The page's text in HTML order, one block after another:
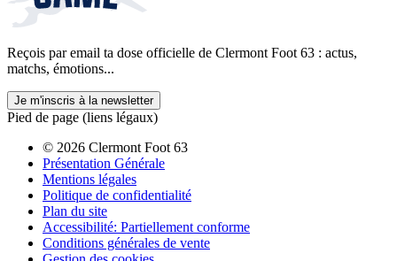
Reçois par email ta dose officielle de Clermont Foot 63 : actus,
matchs, émotions...
Je m'inscris à la newsletter
Pied de page (liens légaux)
© 2026 Clermont Foot 63
Présentation Générale
Mentions légales
Politique de confidentialité
Plan du site
Accessibilité: Partiellement conforme
Conditions générales de vente